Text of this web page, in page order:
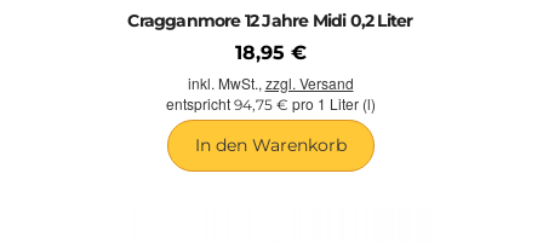
Cragganmore 12 Jahre Midi 0,2 Liter
18,95 €
inkl. MwSt., zzgl. Versand
entspricht 94,75 € pro 1 Liter (l)
In den Warenkorb